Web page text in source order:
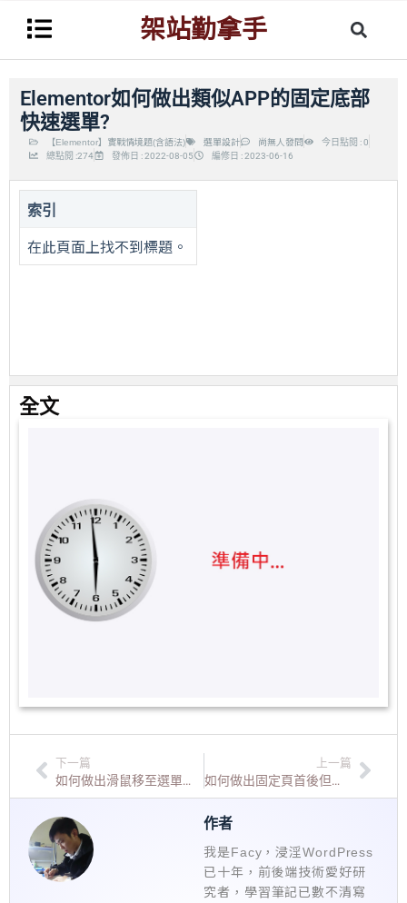
架站勤拿手
Elementor如何做出類似APP的固定底部
快速選單?
【Elementor】實戰情境題(含語法) 選單設計 尚無人發問
今日點閱 : 0
總點閱 :274
發佈日 : 2022-08-05 編修日 : 2023-06-16
索引
在此頁面上找不到標題。
全文
下一篇
如何做出滑鼠移至選單時會自動切換中英文呢？(子選項也適用)
上一篇
如何做出固定頁首後但且滾動頁面時logo圖移至左邊？
作者
我是Facy，浸淫WordPress
已十年，前後端技術愛好研
究者，學習筆記已數不清寫